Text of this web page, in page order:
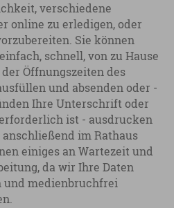
verschiedene
online zu erledigen, oder
Sie können
schnell, von zu Hause
Öffnungszeiten des
und absenden oder -
Ihre Unterschrift oder
ist - ausdrucken
im Rathaus
einiges an Wartezeit und
da wir Ihre Daten
und medienbruchfrei